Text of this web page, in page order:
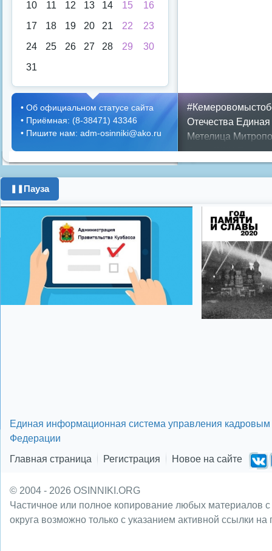
10
11 12 13 14 15
16
17
18 19 20 21 22
23
24
25 26 27 28 29
30
31
Отечества
Метелица
Днем ЖКХ
Противопожарная
день города
цифровое
Показать все теги
• Об официальном статусе сайта
• Приёмная: (8-38471) 43346
• Пишите нам: adm-osinniki@ako.ru
Пауза
Единая информационная система управления кадровым
Федерации
Главная страница
Регистрация Новое на сайте
© 2004 - 2026 OSINNIKI.ORG
Частичное или полное копирование любых материалов
округа возможно только с указанием активной ссылки на